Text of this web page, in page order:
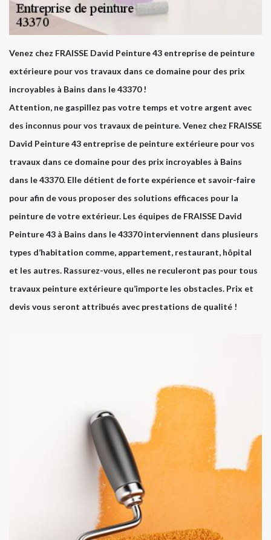
Venez chez FRAISSE David Peinture 43 entreprise de peinture
extérieure pour vos travaux dans ce domaine pour des prix
incroyables à Bains dans le 43370 !
Attention, ne gaspillez pas votre temps et votre argent avec
des inconnus pour vos travaux de peinture. Venez chez FRAISSE
David Peinture 43 entreprise de peinture extérieure pour vos
travaux dans ce domaine pour des prix incroyables à Bains
dans le 43370. Elle détient de forte expérience et savoir-faire
pour afin de vous proposer des solutions efficaces pour la
peinture de votre extérieur. Les équipes de FRAISSE David
Peinture 43 à Bains dans le 43370 interviennent dans plusieurs
types d’habitation comme, appartement, restaurant, hôpital
et les autres. Rassurez-vous, elles ne reculeront pas pour tous
travaux peinture extérieure qu’importe les obstacles. Prix et
devis vous seront attribués avec prestations de qualité !